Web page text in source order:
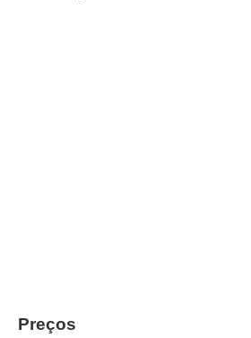
Preços